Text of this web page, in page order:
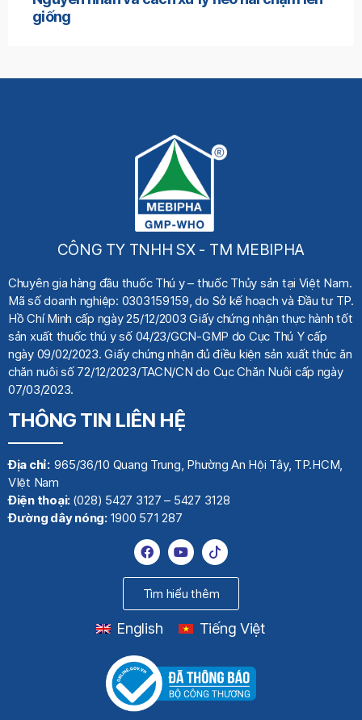
giống
CÔNG TY TNHH SX - TM MEBIPHA
Chuyên gia hàng đầu thuốc Thú y– thuốc Thủy sản tại Việt Nam.
Mã số doanh nghiệp: 0303159159, do Sở kế hoạch và Đầu tư TP.
Hồ Chí Minh cấp ngày 25/12/2003 Giấy chứng nhận thực hành tốt
sản xuất thuốc thú y số 04/23/GCN-GMP do Cục Thú Y cấp
ngày 09/02/2023. Giấy chứng nhận đủ điều kiện sản xuất thức ăn
chăn nuôi số 72/12/2023/TACN/CN do Cục Chăn Nuôi cấp ngày
07/03/2023.
THÔNG TIN LIÊN HỆ
Địa chỉ:965/36/10 Quang Trung, Phường An Hội Tây, TP.HCM,
VIệt Nam
Điện thoại: (028) 5427 3127 – 5427 3128
Đường dây nóng: 1900 571 287
Tìm hiểu thêm
English Tiếng Việt